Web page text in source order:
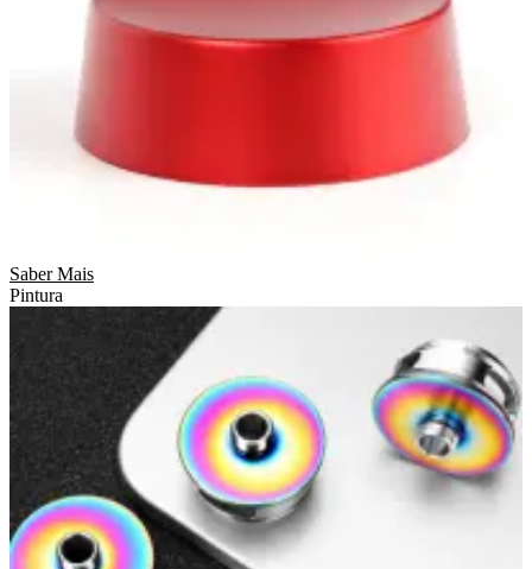
Saber Mais
Pintura